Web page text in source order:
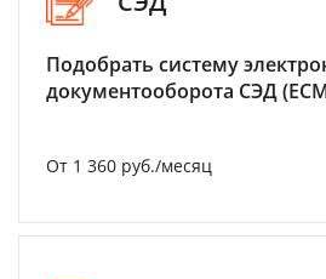
Подобрать систему
документооборота СЭД
От 1 360 руб./месяц